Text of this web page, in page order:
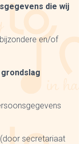
die wij
en/of
secretariaat